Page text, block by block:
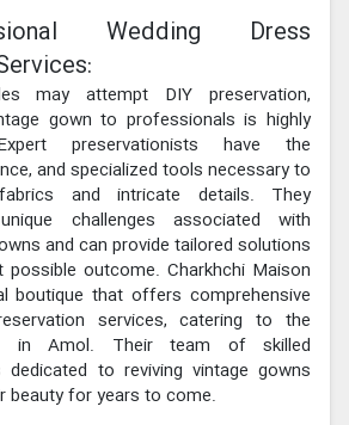
Wedding Dress
may attempt DIY preservation,
gown to professionals is highly
preservationists have the
and specialized tools necessary to
and intricate details. They
challenges associated with
and can provide tailored solutions
outcome. Charkhchi Maison
boutique that offers comprehensive
services, catering to the
in Amol. Their team of skilled
dedicated to reviving vintage gowns
beauty for years to come.